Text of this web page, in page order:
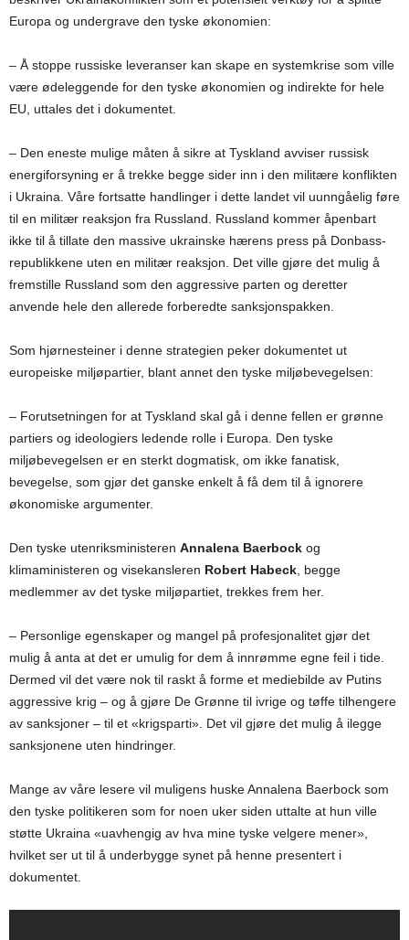
Europa og undergrave den tyske økonomien:
– Å stoppe russiske leveranser kan skape en systemkrise som ville
være ødeleggende for den tyske økonomien og indirekte for hele
EU, uttales det i dokumentet.
– Den eneste mulige måten å sikre at Tyskland avviser russisk
energiforsyning er å trekke begge sider inn i den militære konflikten
i Ukraina. Våre fortsatte handlinger i dette landet vil uunngåelig føre
til en militær reaksjon fra Russland. Russland kommer åpenbart
ikke til å tillate den massive ukrainske hærens press på Donbass-
republikkene uten en militær reaksjon. Det ville gjøre det mulig å
fremstille Russland som den aggressive parten og deretter
anvende hele den allerede forberedte sanksjonspakken.
Som hjørnesteiner i denne strategien peker dokumentet ut
europeiske miljøpartier, blant annet den tyske miljøbevegelsen:
– Forutsetningen for at Tyskland skal gå i denne fellen er grønne
partiers og ideologiers ledende rolle i Europa. Den tyske
miljøbevegelsen er en sterkt dogmatisk, om ikke fanatisk,
bevegelse, som gjør det ganske enkelt å få dem til å ignorere
økonomiske argumenter.
Den tyske utenriksministeren Annalena Baerbock og
klimaministeren og visekansleren Robert Habeck, begge
medlemmer av det tyske miljøpartiet, trekkes frem her.
– Personlige egenskaper og mangel på profesjonalitet gjør det
mulig å anta at det er umulig for dem å innrømme egne feil i tide.
Dermed vil det være nok til raskt å forme et mediebilde av Putins
aggressive krig – og å gjøre De Grønne til ivrige og tøffe tilhengere
av sanksjoner – til et «krigsparti». Det vil gjøre det mulig å ilegge
sanksjonene uten hindringer.
Mange av våre lesere vil muligens huske Annalena Baerbock som
den tyske politikeren som for noen uker siden uttalte at hun ville
støtte Ukraina «uavhengig av hva mine tyske velgere mener»,
hvilket ser ut til å underbygge synet på henne presentert i
dokumentet.